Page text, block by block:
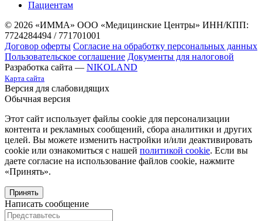
Пациентам
© 2026 «ИММА» ООО «Медицинские Центры» ИНН/КПП:
7724284494 / 771701001
Договор оферты Согласие на обработку персональных данных
Пользовательское соглашение Документы для налоговой
Разработка сайта — NIKOLAND
Карта сайта
Версия для слабовидящих
Обычная версия
Этот сайт использует файлы cookie для персонализации
контента и рекламных сообщений, сбора аналитики и других
целей. Вы можете изменить настройки и/или деактивировать
cookie или ознакомиться с нашей политикой cookie. Если вы
даете согласие на использование файлов cookie, нажмите
«Принять».
Принять
Написать сообщение